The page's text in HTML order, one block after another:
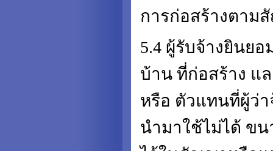
การก่อสร้างตาม
5.4 ผู้รับจ้างยินย
บ้าน ที่ก่อสร้าง แ
หรือ ตัวแทนที่ผู้ว่
นำมาใช้ไม่ได้ ข